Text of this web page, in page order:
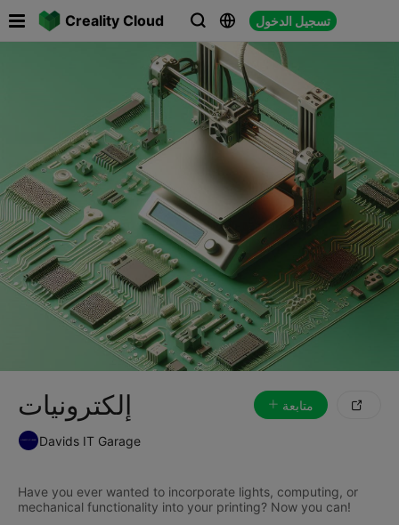
Creality Cloud   تسجيل الدخول
إلكترونيات متابعة 
Davids IT Garage
Have you ever wanted to incorporate lights, computing, or